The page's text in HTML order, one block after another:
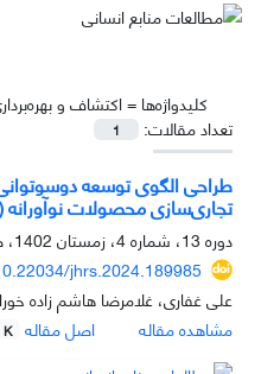
کلیدواژه‌ها =اکتشاف و
تعداد مقالات:
1
طراحی الگوی توسعه
تجاری‌سازی محصولات
دوره 13، شماره 4، زمستان 1402، صفحه
jhrs.2024.189985
علی غفاری، غلامرضا هاشم زاده
مشاهده مقاله
اصل مقاله